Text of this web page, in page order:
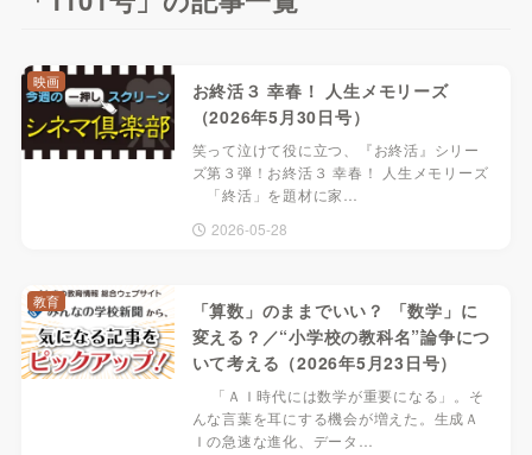
お終活３ 幸春！ 人生メモリーズ
（2026年5月30日号）
笑って泣けて役に立つ、『お終活』シリー
ズ第３弾！お終活３ 幸春！ 人生メモリーズ
「終活」を題材に家…
2026-05-28
映画
「算数」のままでいい？ 「数学」に
変える？／“小学校の教科名”論争につ
いて考える（2026年5月23日号）
「ＡＩ時代には数学が重要になる」。そ
んな言葉を耳にする機会が増えた。生成Ａ
Ｉの急速な進化、データ…
教育